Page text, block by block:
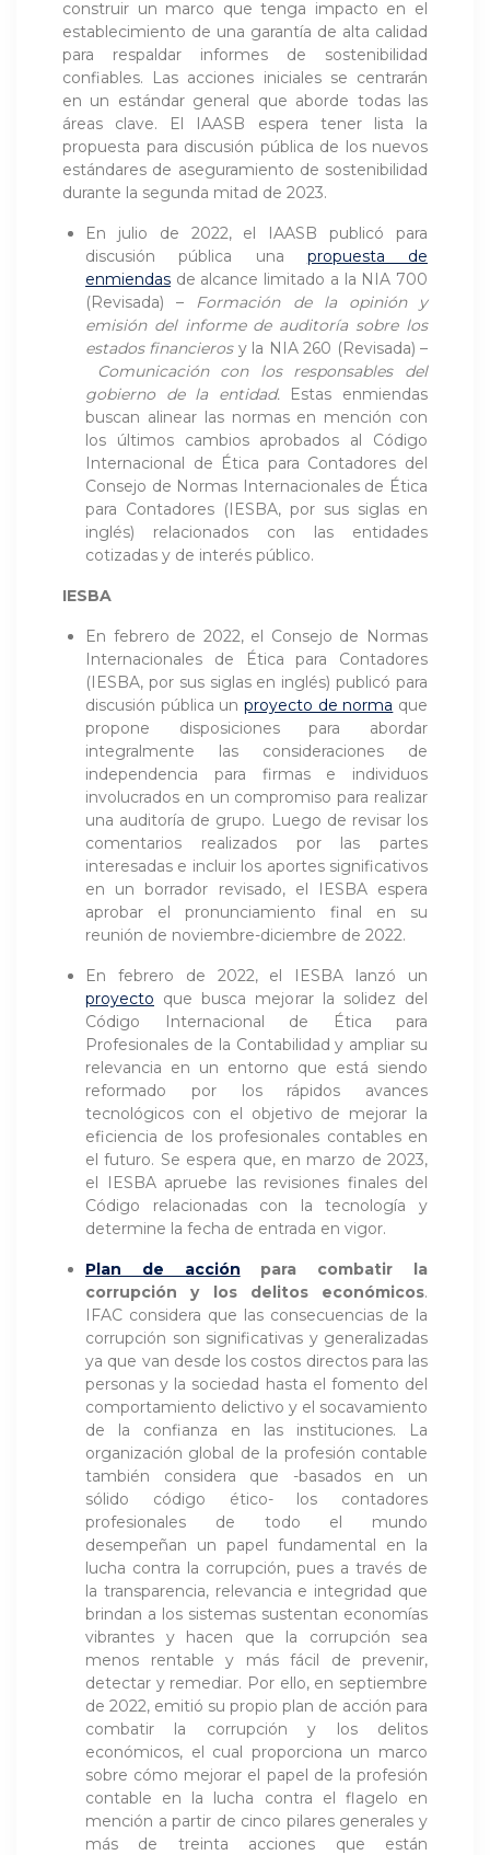
construir un marco que tenga impacto en el
establecimiento de una garantía de alta calidad
para respaldar informes de sostenibilidad
confiables. Las acciones iniciales se centrarán
en un estándar general que aborde todas las
áreas clave. El IAASB espera tener lista la
propuesta para discusión pública de los nuevos
estándares de aseguramiento de sostenibilidad
durante la segunda mitad de 2023.
En julio de 2022, el IAASB publicó para
discusión pública una propuesta de
enmiendas de alcance limitado a la NIA 700
(Revisada) – Formación de la opinión y
emisión del informe de auditoría sobre los
estados financieros y la NIA 260 (Revisada) –
Comunicación con los responsables del
gobierno de la entidad. Estas enmiendas
buscan alinear las normas en mención con
los últimos cambios aprobados al Código
Internacional de Ética para Contadores del
Consejo de Normas Internacionales de Ética
para Contadores (IESBA, por sus siglas en
inglés) relacionados con las entidades
cotizadas y de interés público.
IESBA
En febrero de 2022, el Consejo de Normas
Internacionales de Ética para Contadores
(IESBA, por sus siglas en inglés) publicó para
discusión pública un proyecto de norma que
propone disposiciones para abordar
integralmente las consideraciones de
independencia para firmas e individuos
involucrados en un compromiso para realizar
una auditoría de grupo. Luego de revisar los
comentarios realizados por las partes
interesadas e incluir los aportes significativos
en un borrador revisado, el IESBA espera
aprobar el pronunciamiento final en su
reunión de noviembre-diciembre de 2022.
En febrero de 2022, el IESBA lanzó un
proyecto que busca mejorar la solidez del
Código Internacional de Ética para
Profesionales de la Contabilidad y ampliar su
relevancia en un entorno que está siendo
reformado por los rápidos avances
tecnológicos con el objetivo de mejorar la
eficiencia de los profesionales contables en
el futuro. Se espera que, en marzo de 2023,
el IESBA apruebe las revisiones finales del
Código relacionadas con la tecnología y
determine la fecha de entrada en vigor.
Plan de acción
para combatir la
corrupción y los delitos económicos.
IFAC considera que las consecuencias de la
corrupción son significativas y generalizadas
ya que van desde los costos directos para las
personas y la sociedad hasta el fomento del
comportamiento delictivo y el socavamiento
de la confianza en las instituciones. La
organización global de la profesión contable
también considera que -basados en un
sólido código ético- los contadores
profesionales de todo el mundo
desempeñan un papel fundamental en la
lucha contra la corrupción, pues a través de
la transparencia, relevancia e integridad que
brindan a los sistemas sustentan economías
vibrantes y hacen que la corrupción sea
menos rentable y más fácil de prevenir,
detectar y remediar. Por ello, en septiembre
de 2022, emitió su propio plan de acción para
combatir la corrupción y los delitos
económicos, el cual proporciona un marco
sobre cómo mejorar el papel de la profesión
contable en la lucha contra el flagelo en
mención a partir de cinco pilares generales y
más de treinta acciones que están